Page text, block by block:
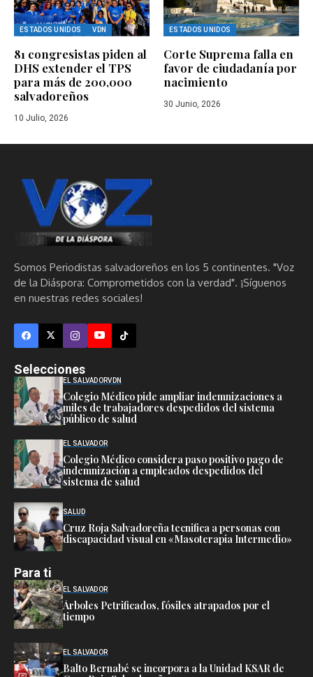
ESTADOS UNIDOS VDN
81 congresistas piden al
DHS extender el TPS
para más de 200,000
salvadoreños
10 Julio, 2026
ESTADOS UNIDOS
Corte Suprema falla en
favor de ciudadanía por
nacimiento
30 Junio, 2026
Somos Periodistas salvadoreños en los 5 continentes. "Voz
de la Diáspora: Comprometidos con la verdad". ¡Síguenos
en nuestras redes sociales!
Selecciones
EL SALVADORVDN
Colegio Médico pide ampliar indemnizaciones a
miles de trabajadores despedidos del sistema
público de salud
EL SALVADOR
Colegio Médico considera paso positivo pago de
indemnización a empleados despedidos del
sistema de salud
SALUD
Cruz Roja Salvadoreña tecnifica a personas con
discapacidad visual en «Masoterapia Intermedio»
Para ti
EL SALVADOR
Árboles Petrificados, fósiles atrapados por el
tiempo
EL SALVADOR
Balto Bernabé se incorpora a la Unidad KSAR de